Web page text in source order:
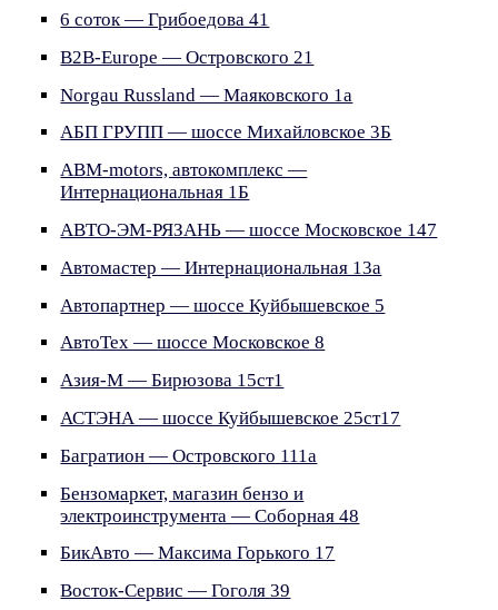
6 соток — Грибоедова 41
B2B-Europe — Островского 21
Norgau Russland — Маяковского 1а
АБП ГРУПП — шоссе Михайловское 3Б
АВМ-motors, автокомплекс —
Интернациональная 1Б
АВТО-ЭМ-РЯЗАНЬ — шоссе Московское 147
Автомастер — Интернациональная 13а
Автопартнер — шоссе Куйбышевское 5
АвтоТех — шоссе Московское 8
Азия-М — Бирюзова 15ст1
АСТЭНА — шоссе Куйбышевское 25ст17
Багратион — Островского 111а
Бензомаркет, магазин бензо и
электроинструмента — Соборная 48
БикАвто — Максима Горького 17
Восток-Сервис — Гоголя 39